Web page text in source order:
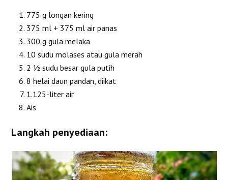
775 g longan kering
375 ml + 375 ml air panas
300 g gula melaka
10 sudu molases atau gula merah
2 ½ sudu besar gula putih
8 helai daun pandan, diikat
1.125-liter air
Ais
Langkah penyediaan: